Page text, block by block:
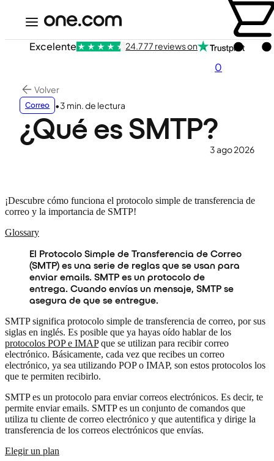
0
Excelente 24.777 reviews on
Volver
Correo •3 min. de lectura
¿Qué es SMTP?
3 ago 2026
¡Descubre cómo funciona el protocolo simple de transferencia de
correo y la importancia de SMTP!
Glossary
El Protocolo Simple de Transferencia de Correo
(SMTP) es una serie de reglas que se usan para
enviar emails. SMTP es un protocolo de
entrega. Cuando envías un mensaje, SMTP se
asegura de que se entregue.
SMTP significa protocolo simple de transferencia de correo, por sus
siglas en inglés. Es posible que ya hayas oído hablar de los
protocolos POP e IMAPque se utilizan para recibir correo
electrónico. Básicamente, cada vez que recibes un correo
electrónico, ya sea utilizando POP o IMAP, son estos protocolos los
que te permiten recibirlo.
SMTP es un protocolo para enviar correos electrónicos. Es decir, te
permite enviar emails. SMTP es un conjunto de comandos que
utiliza tu cliente de correo electrónico y que autentifica y dirige la
transferencia de los correos electrónicos que envías.
Elegir un plan